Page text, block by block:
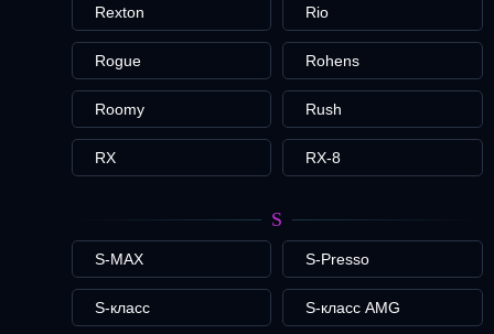
Rexton Rio
Rogue Rohens
Roomy Rush
RX RX-8
S
S-MAX S-Presso
S-класс S-класс AMG